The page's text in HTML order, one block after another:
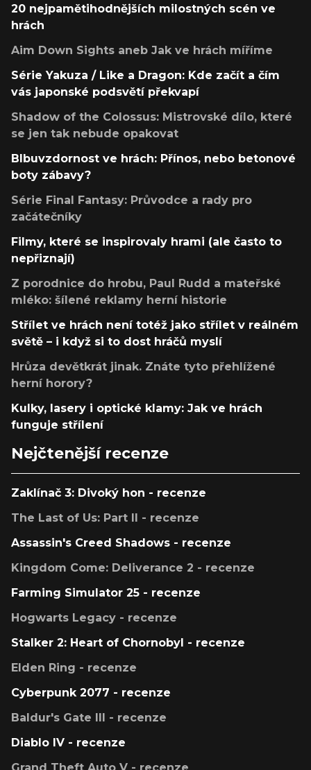
20 nejpamětihodnějších milostných scén ve
hrách
Aim Down Sights aneb Jak ve hrách míříme
Série Yakuza / Like a Dragon: Kde začít a čím
vás japonské podsvětí překvapí
Shadow of the Colossus: Mistrovské dílo, které
se jen tak nebude opakovat
Blbuvzdornost ve hrách: Přínos, nebo betonové
boty zábavy?
Série Final Fantasy: Průvodce a rady pro
začátečníky
Filmy, které se inspirovaly hrami (ale často to
nepřiznají)
Z porodnice do hrobu, Paul Rudd a mateřské
mléko: šílené reklamy herní historie
Střílet ve hrách není totéž jako střílet v reálném
světě – i když si to dost hráčů myslí
Hrůza devětkrát jinak. Znáte tyto přehlížené
herní horory?
Kulky, lasery i optické klamy: Jak ve hrách
funguje střílení
Nejčtenější recenze
Zaklínač 3: Divoký hon - recenze
The Last of Us: Part II - recenze
Assassin's Creed Shadows - recenze
Kingdom Come: Deliverance 2 - recenze
Farming Simulator 25 - recenze
Hogwarts Legacy - recenze
Stalker 2: Heart of Chornobyl - recenze
Elden Ring - recenze
Cyberpunk 2077 - recenze
Baldur's Gate III - recenze
Diablo IV - recenze